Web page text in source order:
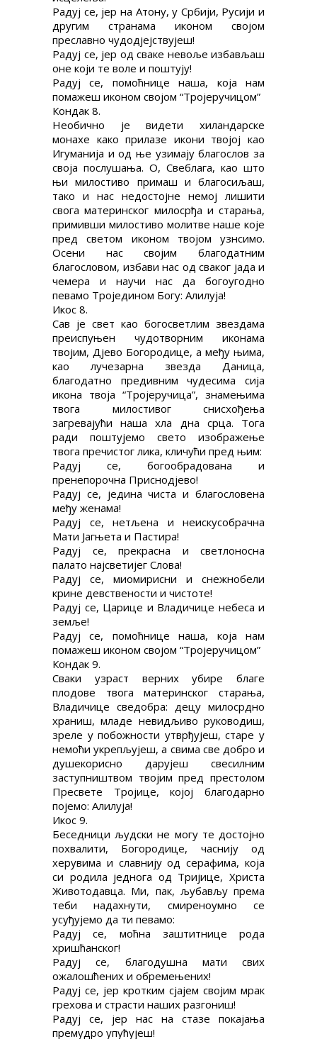
Радуј се, јер на Атону, у Србији, Русији и
другим странама иконом својом
преславно чудодјејствујеш!
Радуј се, јер од сваке невоље избављаш
оне који те воле и поштују!
Радуј се, помоћнице наша, која нам
помажеш иконом својом “Тројеручицом”
Кондак 8.
Необично је видети хиландарске
монахе како прилазе икони твојој као
Игуманија и од ње узимају благослов за
своја послушања. О, Свеблага, као што
њи милостиво примаш и благосиљаш,
тако и нас недостојне немој лишити
свога материнског милосрђа и старања,
примивши милостиво молитве наше које
пред светом иконом твојом узнсимо.
Осени нас својим благодатним
благословом, избави нас од сваког јада и
чемера и научи нас да богоугодно
певамо Троједином Богу: Алилуја!
Икос 8.
Сав је свет као богосветлим звездама
преиспуњен чудотворним иконама
твојим, Дјево Богородице, а међу њима,
као лучезарна звезда Даница,
благодатно предивним чудесима сија
икона твоја “Тројеручица”, знамењима
твога милостивог снисхођења
загревајући наша хла дна срца. Тога
ради поштујемо свето изображење
твога пречистог лика, кличући пред њим:
Радуј се, богообрадована и
пренепорочна Приснодјево!
Радуј се, једина чиста и благословена
међу женама!
Радуј се, нетљена и неискусобрачна
Мати Јагњета и Пастира!
Радуј се, прекрасна и светлоносна
палато најсветијег Слова!
Радуј се, миомирисни и снежнобели
крине девствености и чистоте!
Радуј се, Царице и Владичице небеса и
земље!
Радуј се, помоћнице наша, која нам
помажеш иконом својом “Тројеручицом”
Кондак 9.
Сваки узраст верних убире благе
плодове твога материнског старања,
Владичице сведобра: децу милосрдно
храниш, младе невидљиво руководиш,
зреле у побожности утврђујеш, старе у
немоћи укрепљујеш, а свима све добро и
душекорисно дарујеш свесилним
заступништвом твојим пред престолом
Пресвете Тројице, којој благодарно
појемо: Алилуја!
Икос 9.
Беседници људски не могу те достојно
похвалити, Богородице, часнију од
херувима и славнију од серафима, која
си родила једнога од Тријице, Христа
Животодавца. Ми, пак, љубављу према
теби надахнути, смиреноумно се
усуђујемо да ти певамо:
Радуј се, моћна заштитнице рода
хришћанског!
Радуј се, благодушна мати свих
ожалошћених и обремењених!
Радуј се, јер кротким сјајем својим мрак
грехова и страсти наших разгониш!
Радуј се, јер нас на стазе покајања
премудро упућујеш!